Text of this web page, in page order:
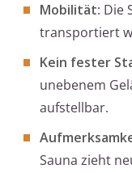
Mobilität: Die
transportiert
Kein fester
unebenem
aufstellbar.
Sauna zieht